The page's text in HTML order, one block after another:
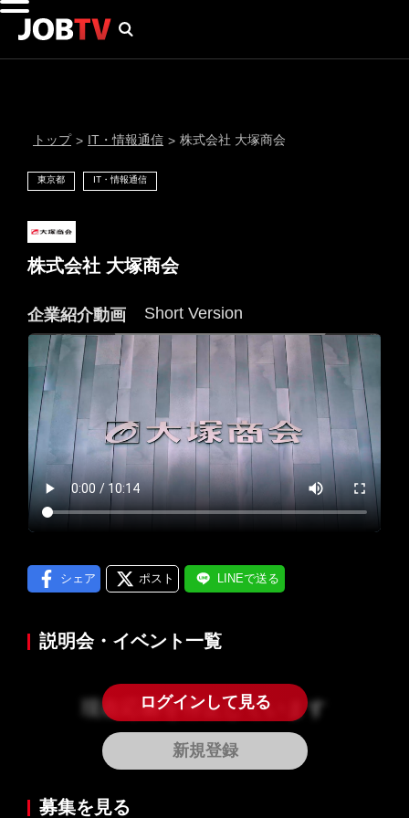
通知設定
メール通知
LINE通知
トップ > IT・情報通信 > 株式会社 大塚商会
東京都 IT・情報通信
株式会社 大塚商会
企業紹介動画 Short Version
シェア ポスト LINEで送る
説明会・イベント一覧
現在応募を停止しています
ログインして見る
新規登録
募集を見る
にはプロフィール画像のアップロードが必要です
プロフィール編集する ＞
会員登録する
ログインする ＞